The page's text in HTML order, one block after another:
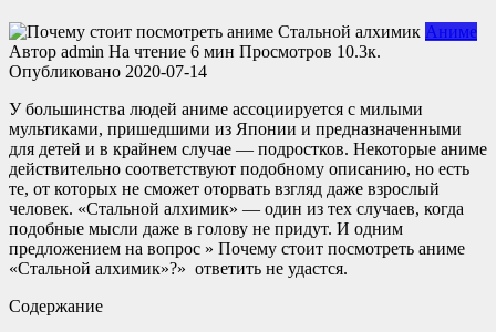
Аниме
Автор admin На чтение 6 мин Просмотров 10.3к.
Опубликовано 2020-07-14
У большинства людей аниме ассоциируется с милыми
мультиками, пришедшими из Японии и предназначенными
для детей и в крайнем случае — подростков. Некоторые аниме
действительно соответствуют подобному описанию, но есть
те, от которых не сможет оторвать взгляд даже взрослый
человек. «Стальной алхимик» — один из тех случаев, когда
подобные мысли даже в голову не придут. И одним
предложением на вопрос » Почему стоит посмотреть аниме
«Стальной алхимик»?» ответить не удастся.
Содержание